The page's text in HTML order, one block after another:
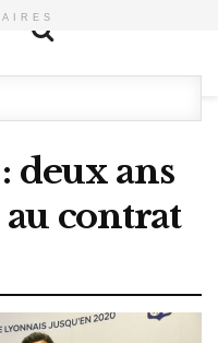
deux ans
au contrat